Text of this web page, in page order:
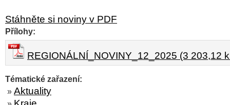
Stáhněte si noviny v PDF
Přílohy:
REGIONÁLNÍ_NOVINY_12_2025 (3 203,12
Tématické zařazení:
» Aktuality